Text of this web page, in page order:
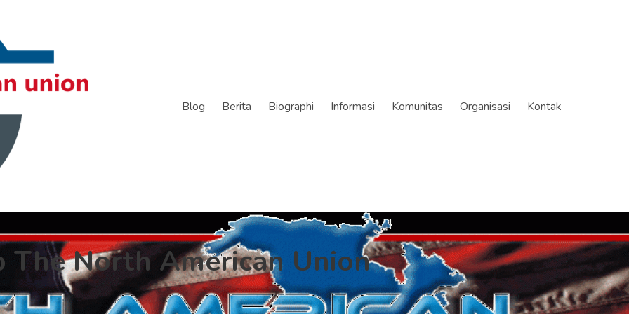
Blog Berita Biographi Informasi Komunitas Organisasi Kontak
The North American Union